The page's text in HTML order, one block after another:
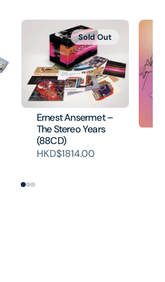
Ernest Ansermet –
The Stereo Years
(88CD)
HKD$1814.00
Sold Out